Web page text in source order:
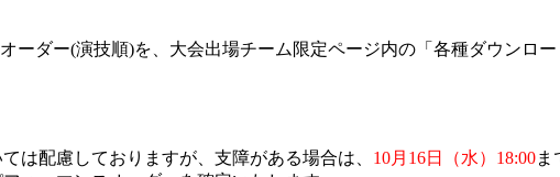
ーダー(演技順)を、大会出場チーム限定ページ内の「各種ダウンロ
は配慮しておりますが、支障がある場合は、 10月16日（水）18:00ま